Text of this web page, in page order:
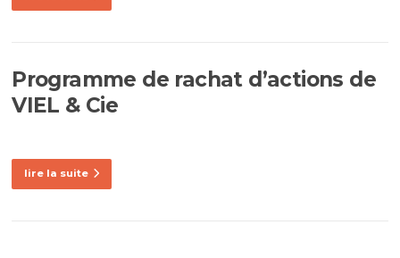
Programme de rachat d’actions de
VIEL & Cie
lire la suite